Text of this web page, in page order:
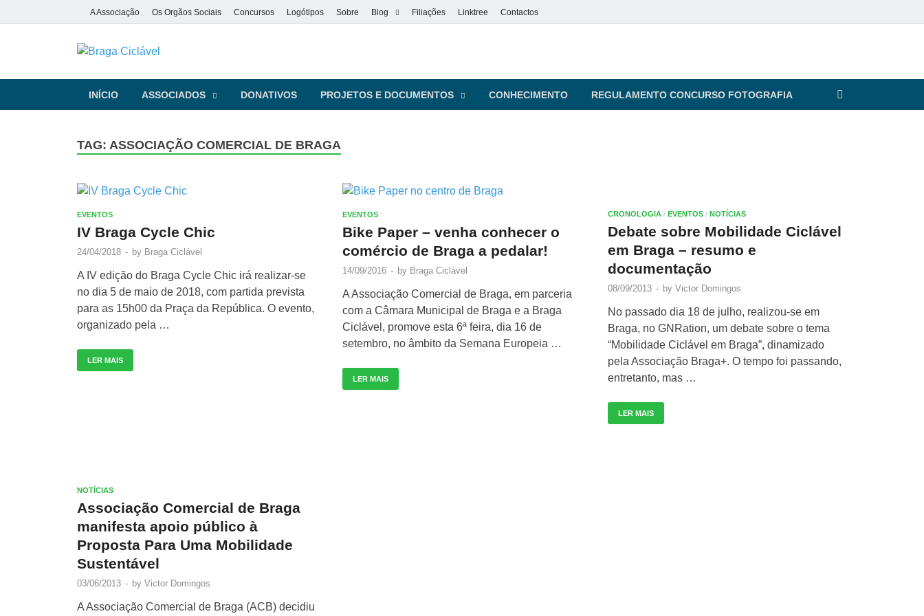
A Associação Os Orgãos Sociais Concursos Logótipos Sobre Blog Filiações Linktree Contactos
Braga Ciclável
INÍCIO ASSOCIADOS DONATIVOS PROJETOS E DOCUMENTOS CONHECIMENTO REGULAMENTO CONCURSO FOTOGRAFIA
TAG: ASSOCIAÇÃO COMERCIAL DE BRAGA
EVENTOS
IV Braga Cycle Chic
24/04/2018 - by Braga Ciclável
A IV edição do Braga Cycle Chic irá realizar-se
no dia 5 de maio de 2018, com partida prevista
para as 15h00 da Praça da República. O evento,
organizado pela …
LER MAIS
EVENTOS
Bike Paper – venha conhecer o
comércio de Braga a pedalar!
14/09/2016 - by Braga Ciclável
A Associação Comercial de Braga, em parceria
com a Câmara Municipal de Braga e a Braga
Ciclável, promove esta 6ª feira, dia 16 de
setembro, no âmbito da Semana Europeia …
LER MAIS
CRONOLOGIA / EVENTOS / NOTÍCIAS
Debate sobre Mobilidade Ciclável
em Braga – resumo e
documentação
08/09/2013 - by Victor Domingos
No passado dia 18 de julho, realizou-se em
Braga, no GNRation, um debate sobre o tema
“Mobilidade Ciclável em Braga”, dinamizado
pela Associação Braga+. O tempo foi passando,
entretanto, mas …
LER MAIS
NOTÍCIAS
Associação Comercial de Braga
manifesta apoio público à
Proposta Para Uma Mobilidade
Sustentável
03/06/2013 - by Victor Domingos
A Associação Comercial de Braga (ACB) decidiu